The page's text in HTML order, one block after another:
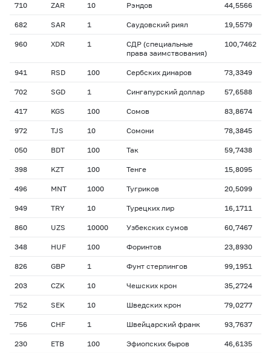
710 ZAR 10 Рэндов 44,5566
682 SAR 1 Саудовский риял 19,5579
960 XDR 1
СДР (специальные
права заимствования)
100,7462
941 RSD 100 Сербских динаров 73,3349
702 SGD 1 Сингапурский доллар 57,6588
417 KGS 100 Сомов 83,8674
972 TJS 10 Сомони 78,3845
050 BDT 100 Так 59,7438
398 KZT 100 Тенге 15,8095
496 MNT 1000 Тугриков 20,5099
949 TRY 10 Турецких лир 16,1711
860 UZS 10000 Узбекских сумов 60,7467
348 HUF 100 Форинтов 23,8930
826 GBP 1 Фунт стерлингов 99,1951
203 CZK 10 Чешских крон 35,2724
752 SEK 10 Шведских крон 79,0277
756 CHF 1 Швейцарский франк 93,7637
230 ETB 100 Эфиопских быров 46,6135